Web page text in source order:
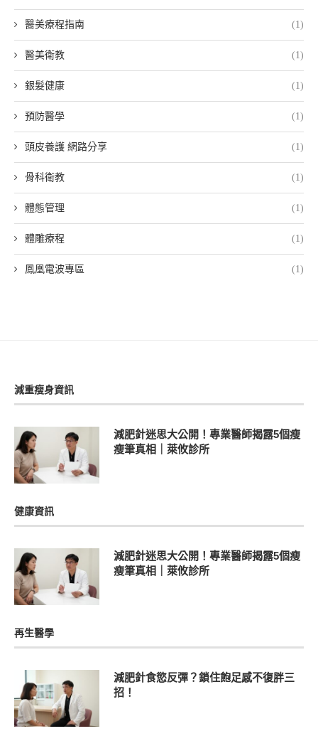
醫美療程指南 (1)
醫美衛教 (1)
銀髮健康 (1)
預防醫學 (1)
頭皮養護 網路分享 (1)
骨科衛教 (1)
體態管理 (1)
體雕療程 (1)
鳳凰電波專區 (1)
減重瘦身資訊
減肥針迷思大公開！專業醫師揭露5個瘦
瘦筆真相｜萊攸診所
健康資訊
減肥針迷思大公開！專業醫師揭露5個瘦
瘦筆真相｜萊攸診所
再生醫學
減肥針食慾反彈？鎖住飽足感不復胖三
招！